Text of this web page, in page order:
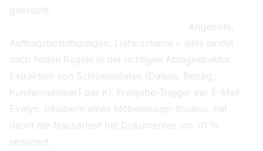
gebracht.
Angebote,
Auftragsbestätigungen, Lieferscheine – alles landet
nach festen Regeln in der richtigen Ablagestruktur.
Extraktion von Schlüsseldaten (Datum, Betrag,
Kundennummer) per KI, Freigabe-Trigger per E-Mail.
Evelyn, Inhaberin eines Möbeldesign-Studios, hat
damit die Nacharbeit bei Dokumenten um 70 %
reduziert.